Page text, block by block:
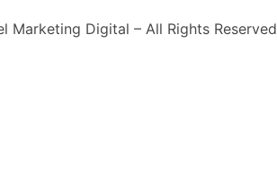
Marketing Digital – All Rights Reserved